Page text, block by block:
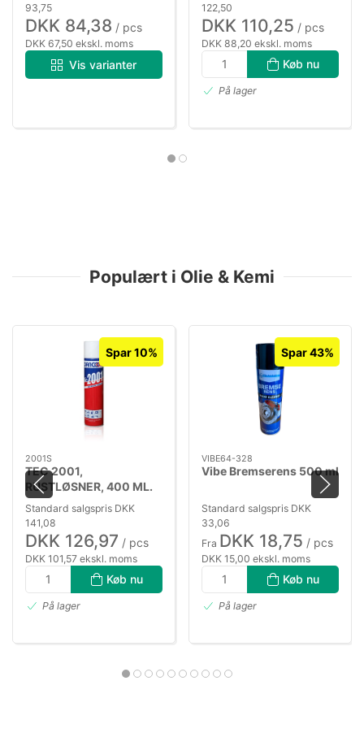
93,75
DKK 84,38 / pcs
DKK 67,50 ekskl. moms
Vis varianter
122,50
DKK 110,25 / pcs
DKK 88,20 ekskl. moms
Køb nu
På lager
Populært i Olie & Kemi
Spar 10%
2001S
TEC 2001,
RUSTLØSNER, 400 ML.
SPRAY
Standard salgspris DKK
141,08
DKK 126,97 / pcs
DKK 101,57 ekskl. moms
Køb nu
På lager
Spar 43%
VIBE64-328
Vibe Bremserens 500 ml
Standard salgspris DKK
33,06
Fra DKK 18,75 / pcs
DKK 15,00 ekskl. moms
Køb nu
På lager